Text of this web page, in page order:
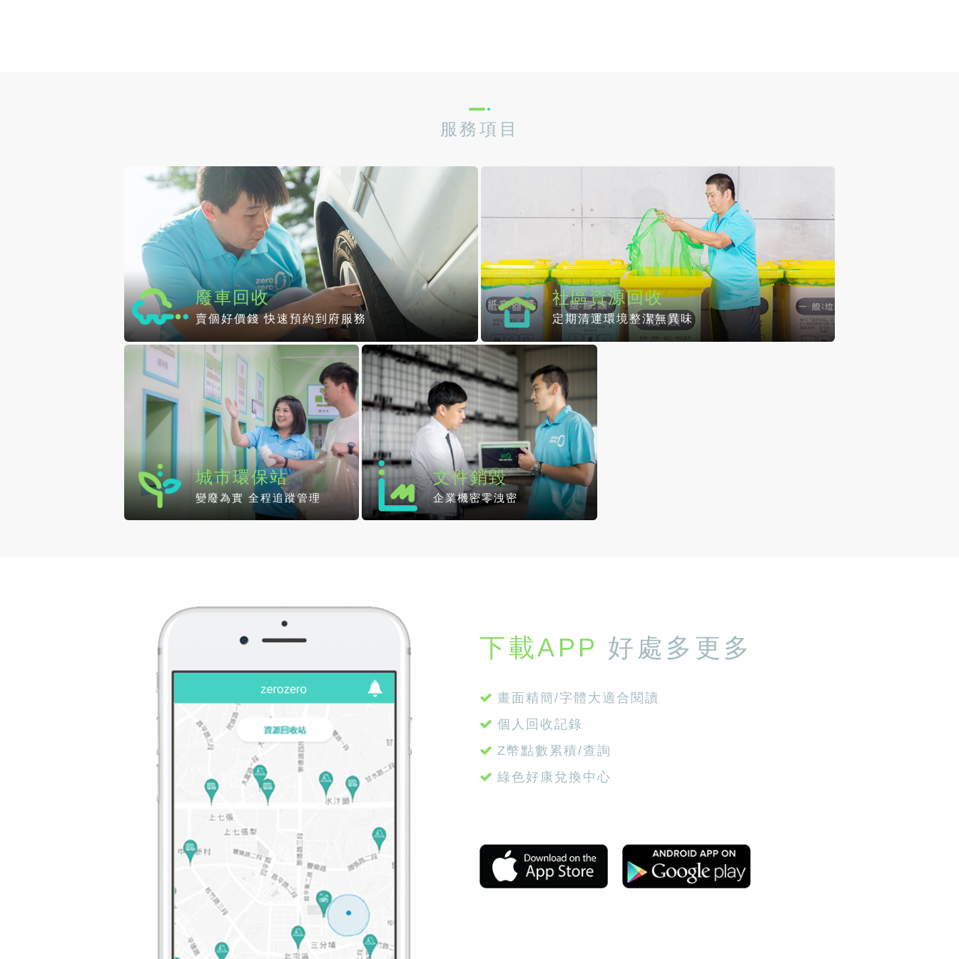
服務項目
廢車回收
賣個好價錢 快速預約到府服務
社區資源回收
定期清運環境整潔無異味
城市環保站
變廢為實 全程追蹤管理
文件銷毀
企業機密零洩密
下載APP 好處多更多
畫面精簡/字體大適合閱讀
個人回收記錄
Z幣點數累積/查詢
綠色好康兌換中心